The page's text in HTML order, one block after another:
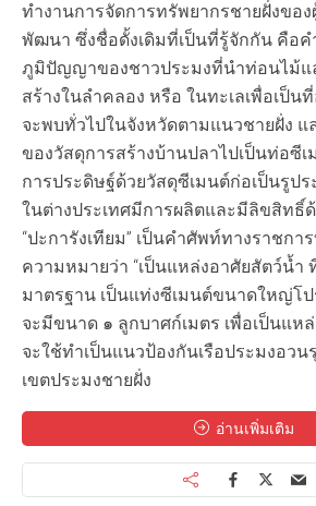
ทำงานการจัดการทรัพยากรชายฝั่งขอ
พัฒนา ซึ่งชื่อดั้งเดิมที่เป็นที่รู้จักกัน คือคำ
ภูมิปัญญาของชาวประมงที่นำท่อนไม้แ
สร้างในลำคลอง หรือ ในทะเลเพื่อเป็น
จะพบทั่วไปในจังหวัดตามแนวชายฝั่ง แ
ของวัสดุการสร้างบ้านปลาไปเป็นท่อซี
การประดิษฐ์ด้วยวัสดุซีเมนต์ก่อเป็นรูปร
ในต่างประเทศมีการผลิตและมีลิขสิทธิ์
“ปะการังเทียม” เป็นคำศัพท์ทางราชก
ความหมายว่า “เป็นแหล่งอาศัยสัตว์น้ำ
มาตรฐาน เป็นแท่งซีเมนต์ขนาดใหญ่โป
จะมีขนาด ๑ ลูกบาศก์เมตร เพื่อเป็นแห
จะใช้ทำเป็นแนวป้องกันเรือประมงอวน
เขตประมงชายฝั่ง
อ่านเพิ่มเติม